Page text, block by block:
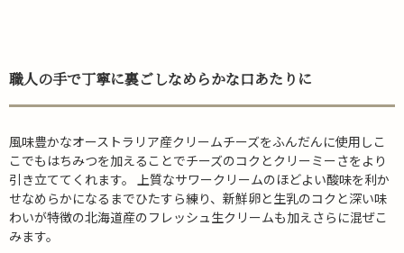
職人の手で丁寧に裏ごしなめらかな口あたりに
風味豊かなオーストラリア産クリームチーズをふんだんに使用しこ
こでもはちみつを加えることでチーズのコクとクリーミーさをより
引き立ててくれます。 上質なサワークリームのほどよい酸味を利か
せなめらかになるまでひたすら練り、新鮮卵と生乳のコクと深い味
わいが特徴の北海道産のフレッシュ生クリームも加えさらに混ぜこ
みます。